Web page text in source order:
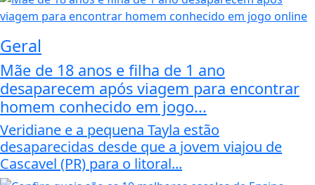
Geral
Mãe de 18 anos e filha de 1 ano
desaparecem após viagem para encontrar
homem conhecido em jogo...
Veridiane e a pequena Tayla estão
desaparecidas desde que a jovem viajou de
Cascavel (PR) para o litoral...